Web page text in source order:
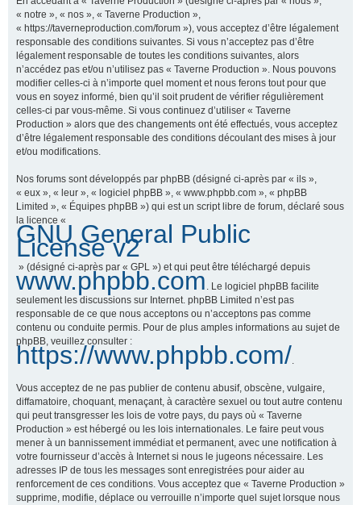
« notre », « nos », « Taverne Production »,
« https://taverneproduction.com/forum »), vous acceptez d’être légalement
responsable des conditions suivantes. Si vous n’acceptez pas d’être
légalement responsable de toutes les conditions suivantes, alors
n’accédez pas et/ou n’utilisez pas « Taverne Production ». Nous pouvons
modifier celles-ci à n’importe quel moment et nous ferons tout pour que
vous en soyez informé, bien qu’il soit prudent de vérifier régulièrement
celles-ci par vous-même. Si vous continuez d’utiliser « Taverne
Production » alors que des changements ont été effectués, vous acceptez
d’être légalement responsable des conditions découlant des mises à jour
et/ou modifications.
Nos forums sont développés par phpBB (désigné ci-après par « ils »,
« eux », « leur », « logiciel phpBB », « www.phpbb.com », « phpBB
Limited », « Équipes phpBB ») qui est un script libre de forum, déclaré sous
la licence «
GNU General Public
License v2
» (désigné ci-après par « GPL ») et qui peut être téléchargé depuis
www.phpbb.com . Le logiciel phpBB facilite
seulement les discussions sur Internet. phpBB Limited n’est pas
responsable de ce que nous acceptons ou n’acceptons pas comme
contenu ou conduite permis. Pour de plus amples informations au sujet de
phpBB, veuillez consulter :
https://www.phpbb.com/.
Vous acceptez de ne pas publier de contenu abusif, obscène, vulgaire,
diffamatoire, choquant, menaçant, à caractère sexuel ou tout autre contenu
qui peut transgresser les lois de votre pays, du pays où « Taverne
Production » est hébergé ou les lois internationales. Le faire peut vous
mener à un bannissement immédiat et permanent, avec une notification à
votre fournisseur d’accès à Internet si nous le jugeons nécessaire. Les
adresses IP de tous les messages sont enregistrées pour aider au
renforcement de ces conditions. Vous acceptez que « Taverne Production »
supprime, modifie, déplace ou verrouille n’importe quel sujet lorsque nous